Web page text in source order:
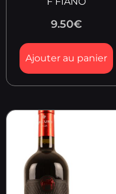
9.50€
Ajouter au panier